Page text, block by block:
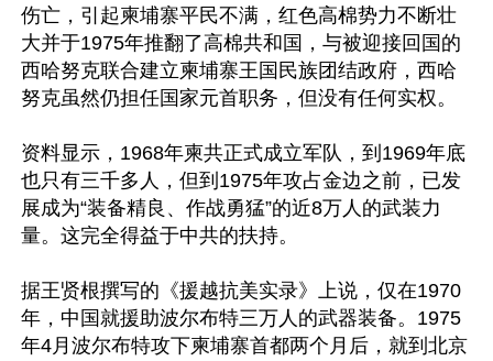
伤亡，引起柬埔寨平民不满，红色高棉势力不断壮
大并于1975年推翻了高棉共和国，与被迎接回国的
西哈努克联合建立柬埔寨王国民族团结政府，西哈
努克虽然仍担任国家元首职务，但没有任何实权。
资料显示，1968年柬共正式成立军队，到1969年底
也只有三千多人，但到1975年攻占金边之前，已发
展成为“装备精良、作战勇猛”的近8万人的武装力
量。这完全得益于中共的扶持。
据王贤根撰写的《援越抗美实录》上说，仅在1970
年，中国就援助波尔布特三万人的武器装备。1975
年4月波尔布特攻下柬埔寨首都两个月后，就到北京